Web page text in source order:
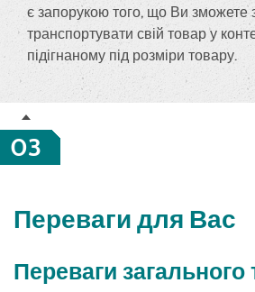
є запорукою того, що Ви зможете
транспортувати свій товар у
підігнаному під розміри товару.
03
Переваги для Вас
Переваги загального